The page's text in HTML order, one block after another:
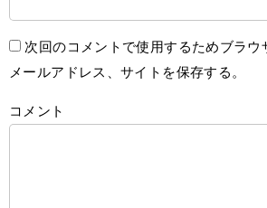
次回のコメントで使用するためブラウ
メールアドレス、サイトを保存する。
コメント